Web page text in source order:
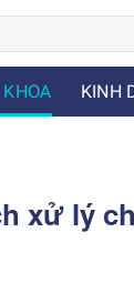
KINH
xử lý